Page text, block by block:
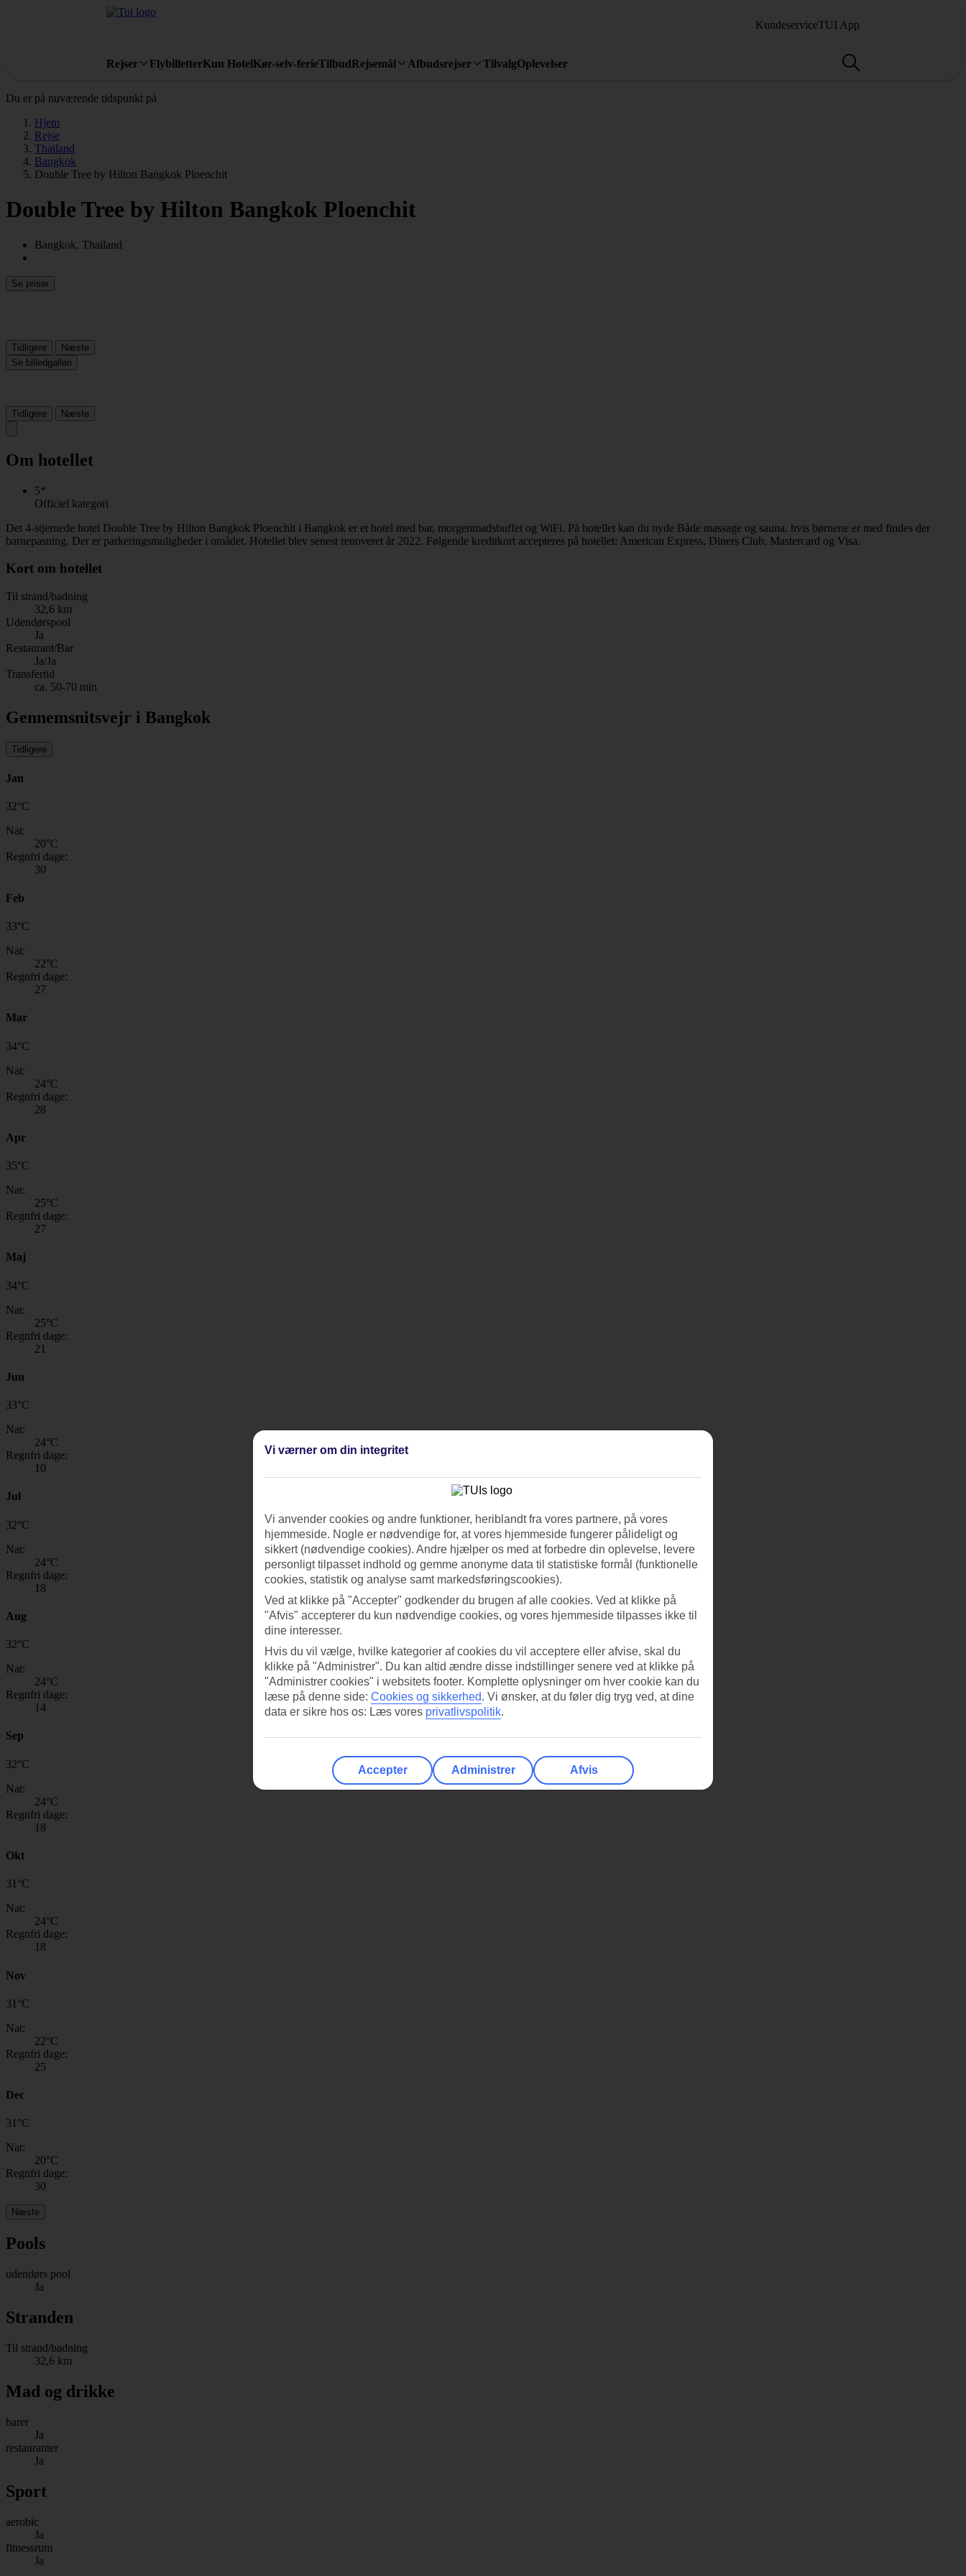
KundeserviceTUI App
Rejser FlybilletterKun HotelKør-selv-ferieTilbudRejsemål Afbudsrejser TilvalgOplevelser
Du er på nuværende tidspunkt på
Hjem
Rejse
Thailand
Bangkok
Double Tree by Hilton Bangkok Ploenchit
Double Tree by Hilton Bangkok Ploenchit
Bangkok, Thailand
Se priser
Tidligere
Næste
Se billedgalleri
Tidligere Næste
Om hotellet
5*
Officiel kategori
Det 4-stjernede hotel Double Tree by Hilton Bangkok Ploenchit i Bangkok er et hotel med bar, morgenmadsbuffet og WiFi. På hotellet kan du nyde Både massage og sauna. hvis børnene er med findes der
barnepasning. Der er parkeringsmuligheder i omådet. Hotellet blev senest renoveret år 2022. Følgende kreditkort accepteres på hotellet: American Express, Diners Club, Mastercard og Visa.
Kort om hotellet
Til strand/badning
32,6 km
Udendørspool
Ja
Restaurant/Bar
Ja/Ja
Transfertid
ca. 50-70 min
Gennemsnitsvejr i Bangkok
Tidligere
Jan
32°C
Nat:
20°C
Regnfri dage:
30
Feb
33°C
Nat:
22°C
Regnfri dage:
27
Mar
34°C
Nat:
24°C
Regnfri dage:
28
Apr
35°C
Nat:
25°C
Regnfri dage:
27
Maj
34°C
Nat:
25°C
Regnfri dage:
21
Jun
33°C
Nat:
24°C
Regnfri dage:
10
Jul
32°C
Nat:
24°C
Regnfri dage:
18
Aug
32°C
Nat:
24°C
Regnfri dage:
14
Sep
32°C
Nat:
24°C
Regnfri dage:
18
Okt
31 °C
Nat:
24°C
Regnfri dage:
18
Nov
31 °C
Nat:
22°C
Regnfri dage:
25
Dec
31 °C
Nat:
20°C
Regnfri dage:
30
Næste
Pools
udendørs pool
Ja
Stranden
Til strand/badning
32,6 km
Mad og drikke
barer
Ja
restauranter
Ja
Sport
aerobic
Ja
fitnessrum
Ja
Vi værner om din integritet
Vi anvender cookies og andre funktioner, heriblandt fra vores partnere, på vores
hjemmeside. Nogle er nødvendige for, at vores hjemmeside fungerer pålideligt og
sikkert (nødvendige cookies). Andre hjælper os med at forbedre din oplevelse, levere
personligt tilpasset indhold og gemme anonyme data til statistiske formål (funktionelle
cookies, statistik og analyse samt markedsføringscookies).
Ved at klikke på "Accepter" godkender du brugen af alle cookies. Ved at klikke på
"Afvis" accepterer du kun nødvendige cookies, og vores hjemmeside tilpasses ikke til
dine interesser.
Hvis du vil vælge, hvilke kategorier af cookies du vil acceptere eller afvise, skal du
klikke på "Administrer". Du kan altid ændre disse indstillinger senere ved at klikke på
"Administrer cookies" i websitets footer. Komplette oplysninger om hver cookie kan du
læse på denne side: Cookies og sikkerhed. Vi ønsker, at du føler dig tryg ved, at dine
data er sikre hos os: Læs vores privatlivspolitik.
Accepter Administrer Afvis